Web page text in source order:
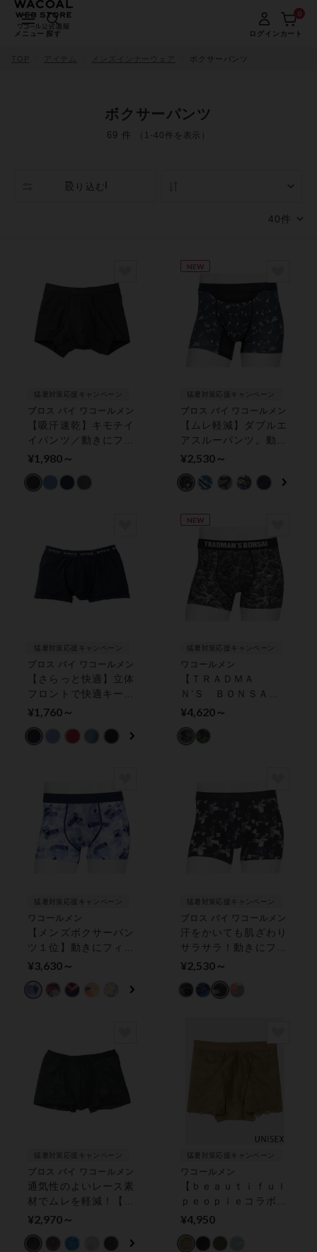
メニュー 探す ログイン カート
0
ボクサーパンツ
ボクサーパンツ
69 件 （1-40件を表示）
絞り込む
猛暑対策応援キャンペーン
ブロス バイ ワコールメン
【吸汗速乾】キモチイ
イパンツ／動きにフィ
ット！【Ｓ〜３Ｌ展
ーパンツ（前閉じ）
¥1,980～
NEW
猛暑対策応援キャンペーン
ブロス バイ ワコールメン
【ムレ軽減】ダブルエ
アスルーパンツ。動く
たび、熱や湿気を逃し
ボクサーパンツ（前閉
¥2,530～
猛暑対策応援キャンペーン
ブロス バイ ワコールメン
【さらっと快適】立体
フロントで快適キープ
／締め付けないのに、
Ｓ〜４Ｌ ボクサーパ
¥1,760～
NEW
猛暑対策応援キャンペーン
ワコールメン
【ＴＲＡＤＭＡ
Ｎ’Ｓ ＢＯＮＳＡＩ
コラボ】気持ちいいパ
感を追求！ メンズボ
¥4,620～
猛暑対策応援キャンペーン
ワコールメン
【メンズボクサーパン
ツ１位】動きにフィッ
トしてズレにくい、上
求！ ボクサーパンツ
¥3,630～
猛暑対策応援キャンペーン
ブロス バイ ワコールメン
汗をかいても肌ざわり
サラサラ！動きにフィ
ット！ＢＲＯＳのキモ
ーパンツ（前閉じ）
¥2,530～
猛暑対策応援キャンペーン
ブロス バイ ワコールメン
通気性のよいレース素
材でムレを軽減！【レ
ースボクサー】 ボク
¥2,970～
猛暑対策応援キャンペーン
ワコールメン
【ｂｅａｕｔｉｆｕｌ
ｐｅｏｐｌｅコラボ】
通気性がよく、ムレを
ー ユニセックスタイ
¥4,950